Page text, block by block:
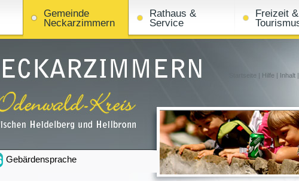
Startseite | Hilfe | Inhalt|
Gemeinde
Neckarzimmern
Rathaus &
Service
Freizeit &
Gebärdensprache